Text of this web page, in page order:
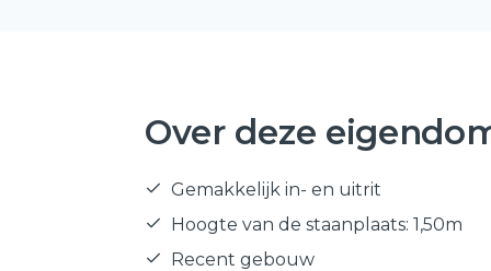
Over deze
Gemakkelijk in- en uitrit
Hoogte van de staanplaats: 1,50m
Recent gebouw